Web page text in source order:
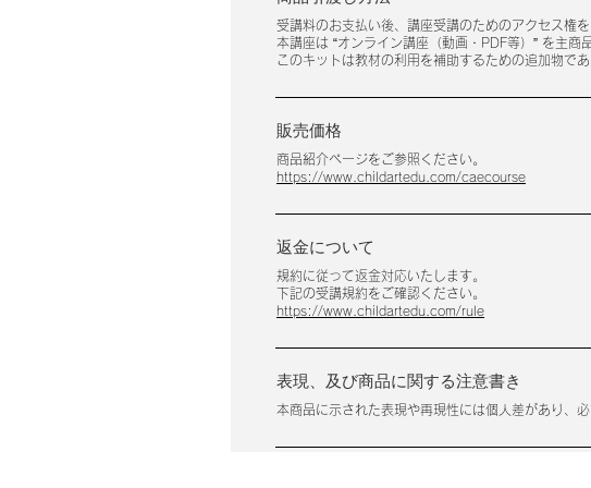
受講料のお支払い後、講座受講のためのアクセス権を
本講座は “オンライン講座（動画・PDF等）” を主
このキットは教材の利用を補助するための追加物で
販売価格
商品紹介ページをご参照ください。
https://www.childartedu.com/caecourse
返金について
規約に従って返金対応いたします。
​下記の受講規約をご確認ください。
https://www.childartedu.com/rule
表現、及び商品に関する注意書き
本商品に示された表現や再現性には個人差があり、